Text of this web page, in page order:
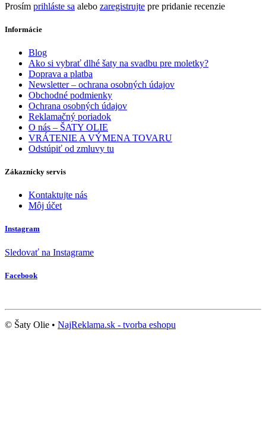
Prosím prihláste sa alebo zaregistrujte pre pridanie recenzie
Informácie
Blog
Ako si vybrať dlhé šaty na svadbu pre moletky?
Doprava a platba
Newsletter – ochrana osobných údajov
Obchodné podmienky
Ochrana osobných údajov
Reklamačný poriadok
O nás – ŠATY OLIE
VRÁTENIE A VÝMENA TOVARU
Odstúpiť od zmluvy tu
Zákaznícky servis
Kontaktujte nás
Môj účet
Instagram
Sledovať na Instagrame
Facebook
© Šaty Olie • NajReklama.sk - tvorba eshopu